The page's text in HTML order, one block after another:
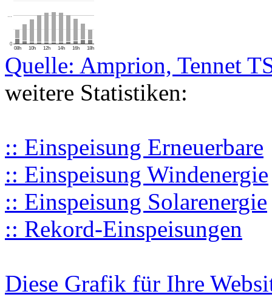
08h 10h 12h 14h 16h 18h
0
…
Quelle: Amprion, Tennet
weitere Statistiken:
:: Einspeisung Erneuerbare
:: Einspeisung Windenergie
:: Einspeisung Solarenergie
:: Rekord-Einspeisungen
Diese Grafik für Ihre